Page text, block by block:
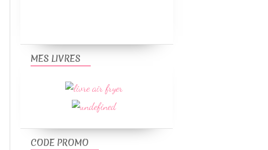
MES LIVRES
CODE PROMO